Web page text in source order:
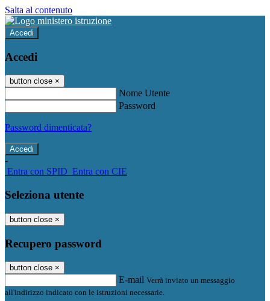
Salta al contenuto
Accedi
Accedi
button close ×
Nome Utente
Password
Password dimenticata?
-
Entra con SPID Entra con CIE
Seleziona utente
button close ×
Recupero password
button close ×
E-mail Verrà inviato un messaggio
all'indirizzo indicato con le istruzioni necessarie.